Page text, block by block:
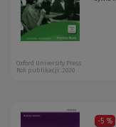
Oxford University Press
Rok publikacji: 2020
-5 %